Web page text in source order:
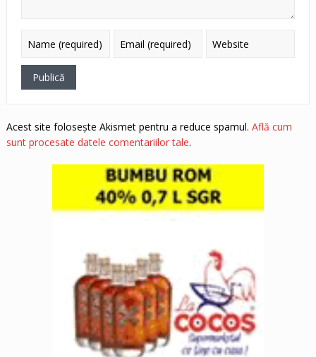
Acest site folosește Akismet pentru a reduce spamul. Află cum
sunt procesate datele comentariilor tale.